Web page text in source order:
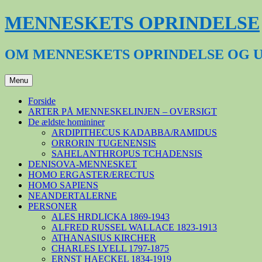
Hop
til
MENNESKETS OPRINDELSE
OM MENNESKETS OPRINDELSE OG
Menu
Forside
ARTER PÅ MENNESKELINJEN – OVERSIGT
De ældste homininer
ARDIPITHECUS KADABBA/RAMIDUS
ORRORIN TUGENENSIS
SAHELANTHROPUS TCHADENSIS
DENISOVA-MENNESKET
HOMO ERGASTER/ERECTUS
HOMO SAPIENS
NEANDERTALERNE
PERSONER
ALES HRDLICKA 1869-1943
ALFRED RUSSEL WALLACE 1823-1913
ATHANASIUS KIRCHER
CHARLES LYELL 1797-1875
ERNST HAECKEL 1834-1919